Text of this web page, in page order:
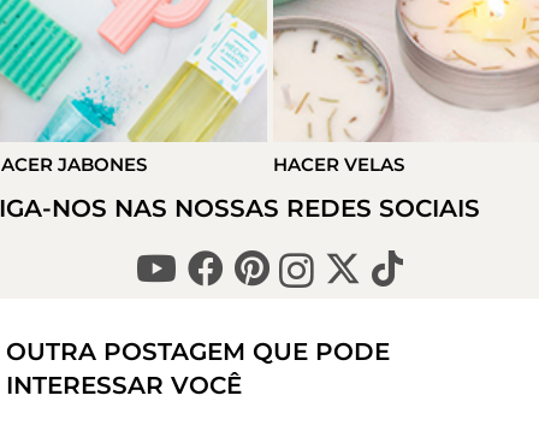
JABONES HACER VELAS
NOS NAS NOSSAS REDES SOCIAIS
OUTRA POSTAGEM QUE PODE
INTERESSAR VOCÊ